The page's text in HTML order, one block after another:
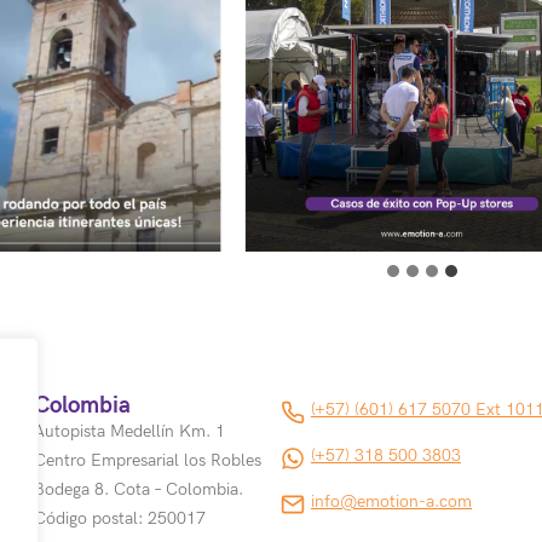
Colombia
Autopista Medellín Km. 1
Centro Empresarial los Robles
Bodega 8. Cota – Colombia.
Código postal: 250017
(+57) (601) 617 5070 Ext
(+57) 318 500 3803
info@emotion-a.com